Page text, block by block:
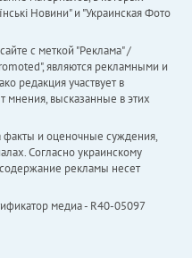
Новини" и "Украинская Фото
с меткой "Реклама" /
являются рекламными и
редакция участвует в
мнения, высказанные в этих
факты и оценочные суждения,
Согласно украинскому
содержание рекламы несет
медиа - R40-05097